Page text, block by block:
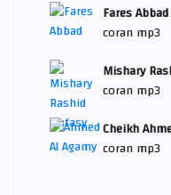
Fares
coran mp3
Mishary
coran mp3
Cheikh
coran mp3